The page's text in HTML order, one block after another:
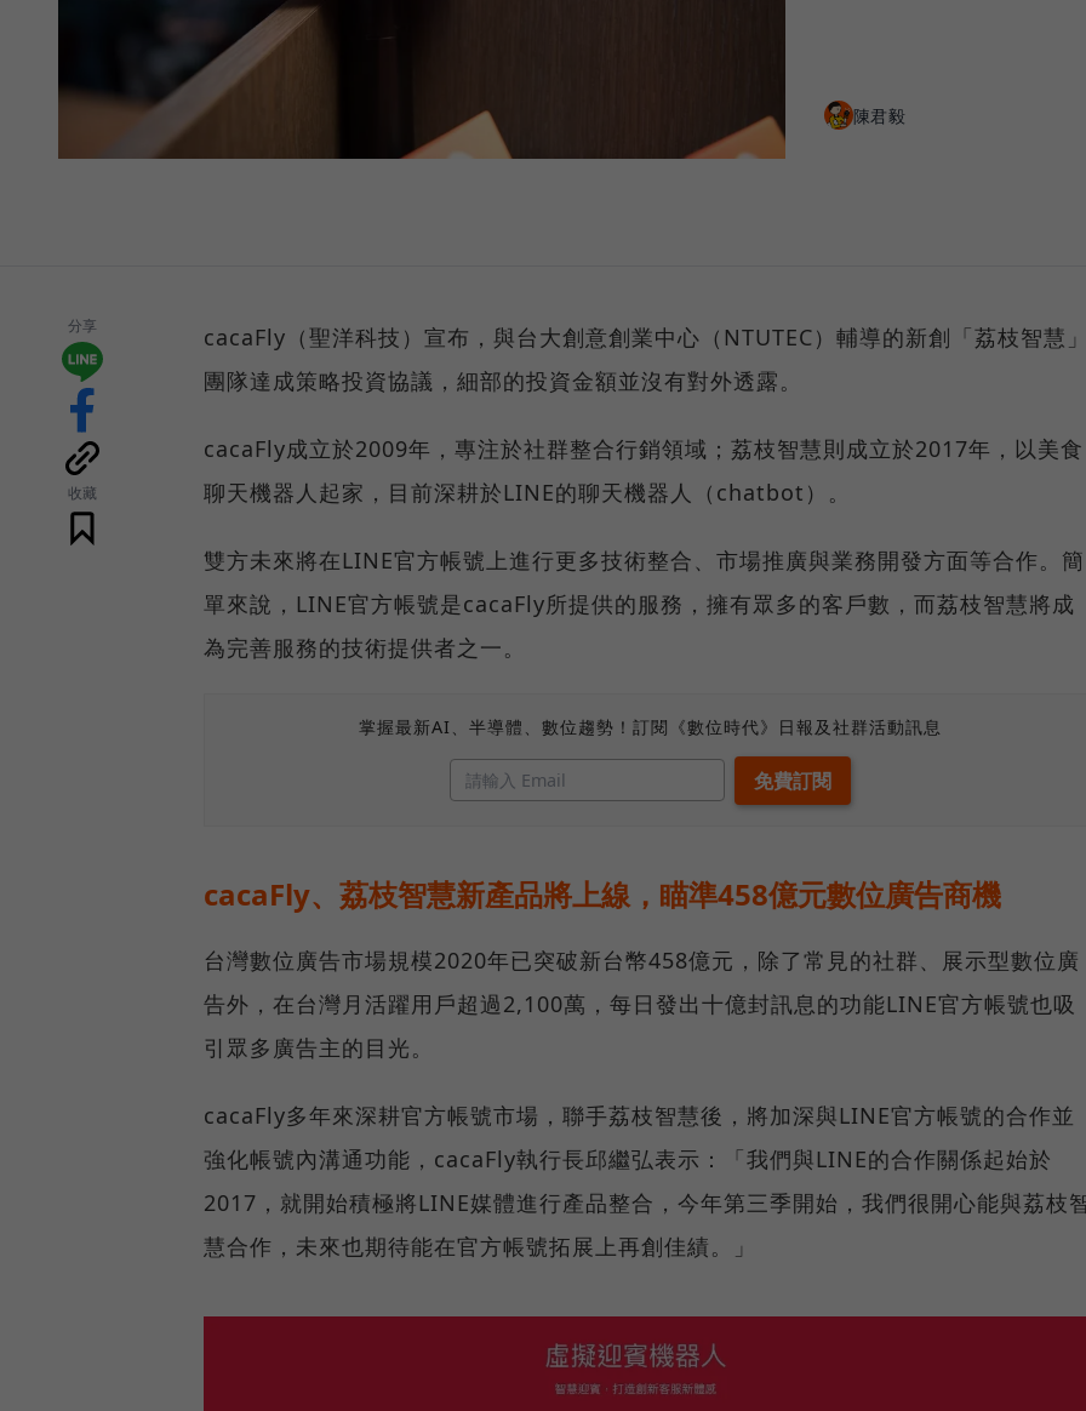
陳君毅
分享
收藏
cacaFly（聖洋科技）宣布，與台大創意創業中心（NTUTEC）輔導的新創「荔枝智慧
團隊達成策略投資協議，細部的投資金額並沒有對外透露。
cacaFly成立於2009年，專注於社群整合行銷領域；荔枝智慧則成立於2017年，以美食
聊天機器人起家，目前深耕於LINE的聊天機器人（chatbot）。
雙方未來將在LINE官方帳號上進行更多技術整合、市場推廣與業務開發方面等合作。簡
單來說，LINE官方帳號是cacaFly所提供的服務，擁有眾多的客戶數，而荔枝智慧將成
為完善服務的技術提供者之一。
掌握最新AI、半導體、數位趨勢！訂閱《數位時代》日報及社群活動訊息
cacaFly、荔枝智慧新產品將上線，瞄準458億元數位廣告商機
台灣數位廣告市場規模2020年已突破新台幣458億元，除了常見的社群、展示型數位廣
告外，在台灣月活躍用戶超過2,100萬，每日發出十億封訊息的功能LINE官方帳號也吸
引眾多廣告主的目光。
cacaFly多年來深耕官方帳號市場，聯手荔枝智慧後，將加深與LINE官方帳號的合作並
強化帳號內溝通功能，cacaFly執行長邱繼弘表示：「我們與LINE的合作關係起始於
2017，就開始積極將LINE媒體進行產品整合，今年第三季開始，我們很開心能與荔枝
慧合作，未來也期待能在官方帳號拓展上再創佳績。」